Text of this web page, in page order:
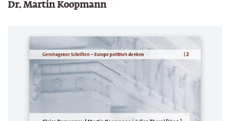
Dr. Martin Koopmann